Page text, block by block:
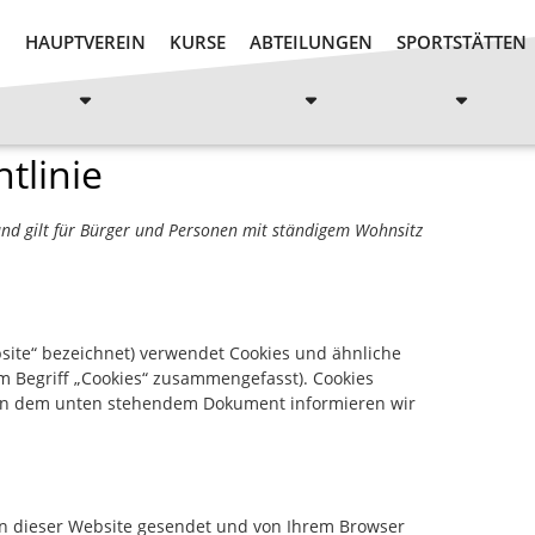
HAUPTVEREIN KURSE ABTEILUNGEN SPORTSTÄTTEN
gilt für Bürger und Personen mit ständigem Wohnsitz
bezeichnet) verwendet Cookies und ähnliche
„Cookies“ zusammengefasst). Cookies
dem unten stehendem Dokument informieren wir
dieser Website gesendet und von Ihrem Browser